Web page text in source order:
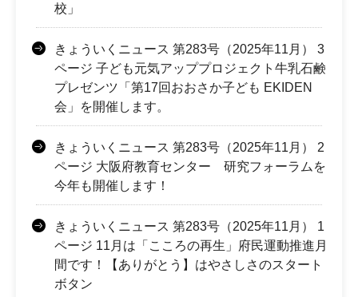
校」
きょういくニュース 第283号（2025年11月） 3
ページ 子ども元気アッププロジェクト牛乳石鹸
プレゼンツ「第17回おおさか子ども EKIDEN
会」を開催します。
きょういくニュース 第283号（2025年11月） 2
ページ 大阪府教育センター 研究フォーラムを
今年も開催します！
きょういくニュース 第283号（2025年11月） 1
ページ 11月は「こころの再生」府民運動推進月
間です！【ありがとう】はやさしさのスタート
ボタン